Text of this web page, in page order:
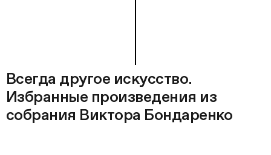
Всегда другое искусство.
Избранные произведения из
собрания Виктора Бондаренко